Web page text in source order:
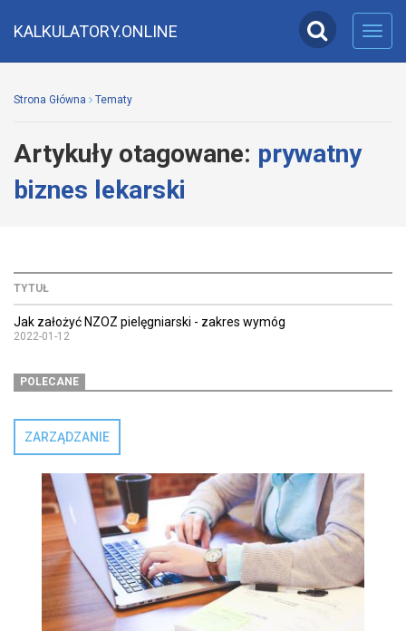
KALKULATORY.ONLINE
Strona Główna Tematy
Artykuły otagowane: prywatny
biznes lekarski
TYTUŁ
Jak założyć NZOZ pielęgniarski - zakres wymóg
2022-01-12
POLECANE
ZARZĄDZANIE